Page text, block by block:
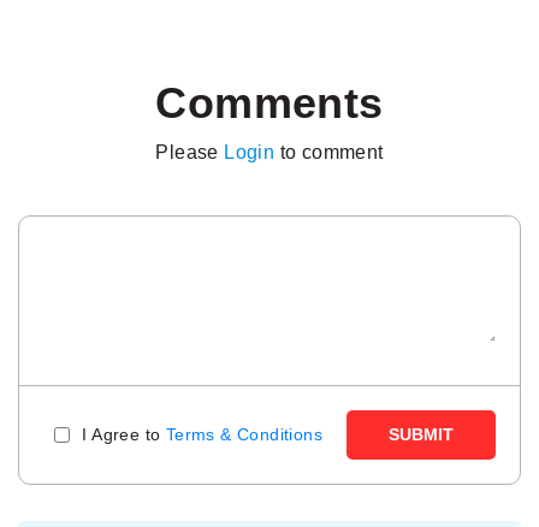
Comments
Please Login to comment
I Agree to Terms & Conditions SUBMIT